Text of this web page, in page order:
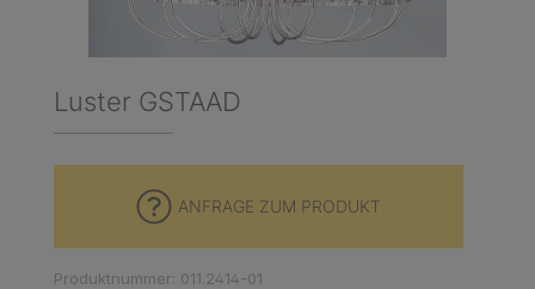
Luster GSTAAD
ANFRAGE ZUM PRODUKT
Produktnummer: 011.2414-01